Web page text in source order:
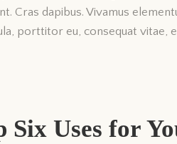
Cras dapibus. Vivamus
porttitor eu, consequat vitae,
Six Uses for